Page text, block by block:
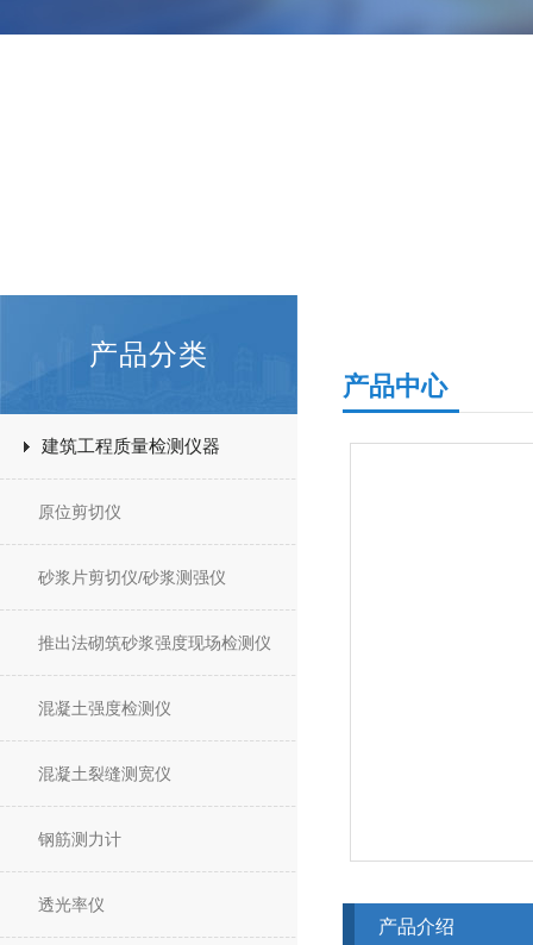
产品分类
建筑工程质量检测仪器
原位剪切仪
砂浆片剪切仪/砂浆测强仪
推出法砌筑砂浆强度现场检测仪
混凝土强度检测仪
混凝土裂缝测宽仪
钢筋测力计
透光率仪
产品中心
产品介绍